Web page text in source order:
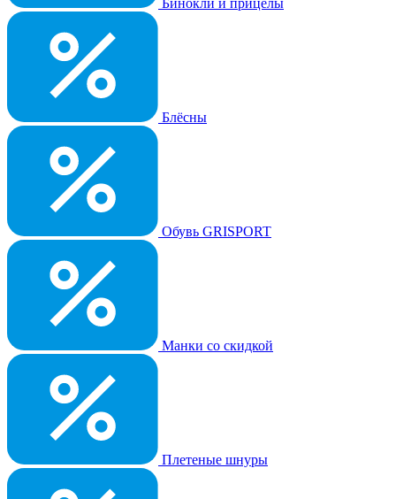
Бинокли и прицелы
Блёсны
Обувь GRISPORT
Манки со скидкой
Плетеные шнуры